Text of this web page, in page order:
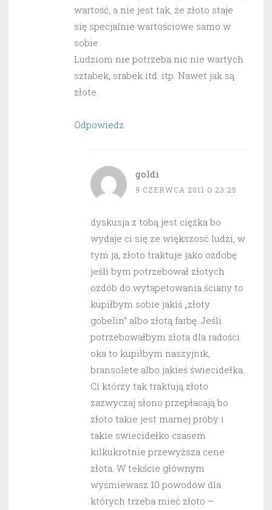
wartość, a nie jest tak, że złoto staje
się specjalnie wartościowe samo w
sobie.
Ludziom nie potrzeba nic nie wartych
sztabek, srabek itd. itp. Nawet jak są
złote.
Odpowiedz
goldi
9 CZERWCA 2011 O 23:25
dyskusja z tobą jest ciężka bo
wydaje ci się ze większosć ludzi, w
tym ja, złoto traktuje jako ozdobę.
jeśli bym potrzebował złotych
ozdób do wytapetowania ściany to
kupiłbym sobie jakiś „złoty
gobelin” albo złotą farbę. Jeśli
potrzebowałbym złota dla radości
oka to kupiłbym naszyjnik,
bransolete albo jakieś świecidełka.
Ci którzy tak traktują złoto
zazwyczaj słono przepłacają bo
złoto takie jest marnej próby i
takie swiecidełko czasem
kilkukrotnie przewyższa cene
złota. W tekście głównym
wyśmiewasz 10 powodów dla
których trzeba mieć złoto –